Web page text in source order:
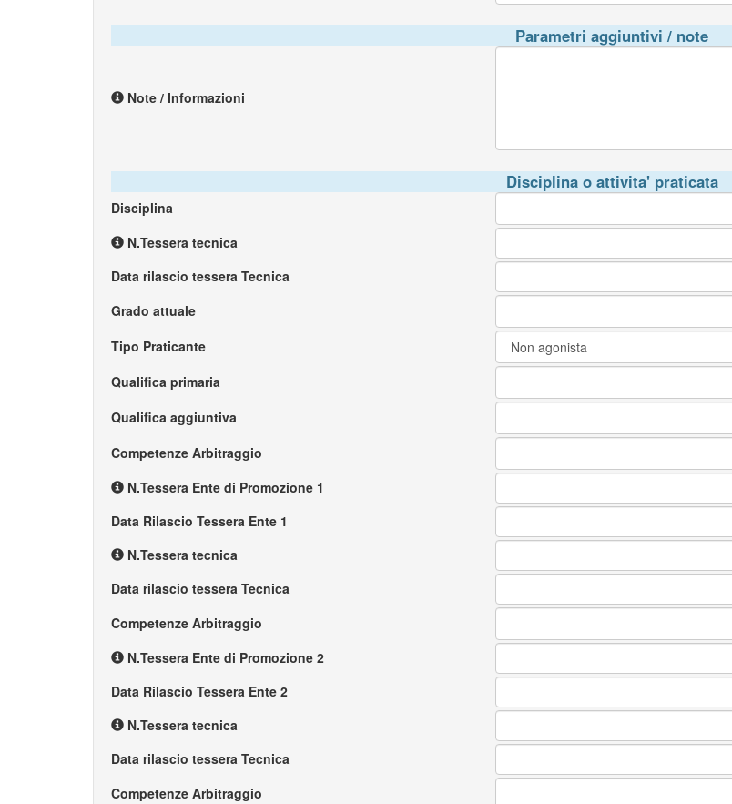
Parametri aggiuntivi / note
Note / Informazioni
Disciplina o attivita' praticata
Disciplina
N.Tessera tecnica
Data rilascio tessera Tecnica
Grado attuale
Tipo Praticante
Qualifica primaria
Qualifica aggiuntiva
Competenze Arbitraggio
N.Tessera Ente di Promozione 1
Data Rilascio Tessera Ente 1
N.Tessera tecnica
Data rilascio tessera Tecnica
Competenze Arbitraggio
N.Tessera Ente di Promozione 2
Data Rilascio Tessera Ente 2
N.Tessera tecnica
Data rilascio tessera Tecnica
Competenze Arbitraggio